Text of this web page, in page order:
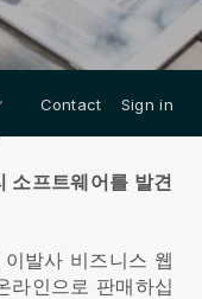
Contact Sign in
소프트웨어를 발견
발사 비즈니스 웹
라인으로 판매하십